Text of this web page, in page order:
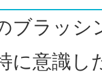
ブラッシ
に意識し